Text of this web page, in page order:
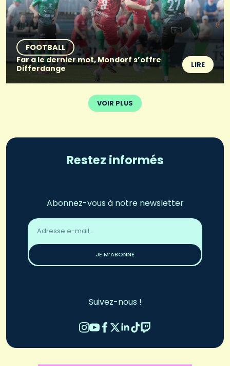
FOOTBALL
Far a le dernier mot, Mondorf s’offre
Differdange
LIRE
VOIR PLUS
Restez informés
Abonnez-vous à notre newsletter
Adresse
email
JE M’ABONNE
Suivez-nous !